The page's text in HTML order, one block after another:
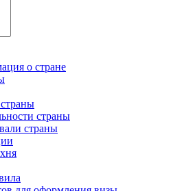
о стране
страны
страны